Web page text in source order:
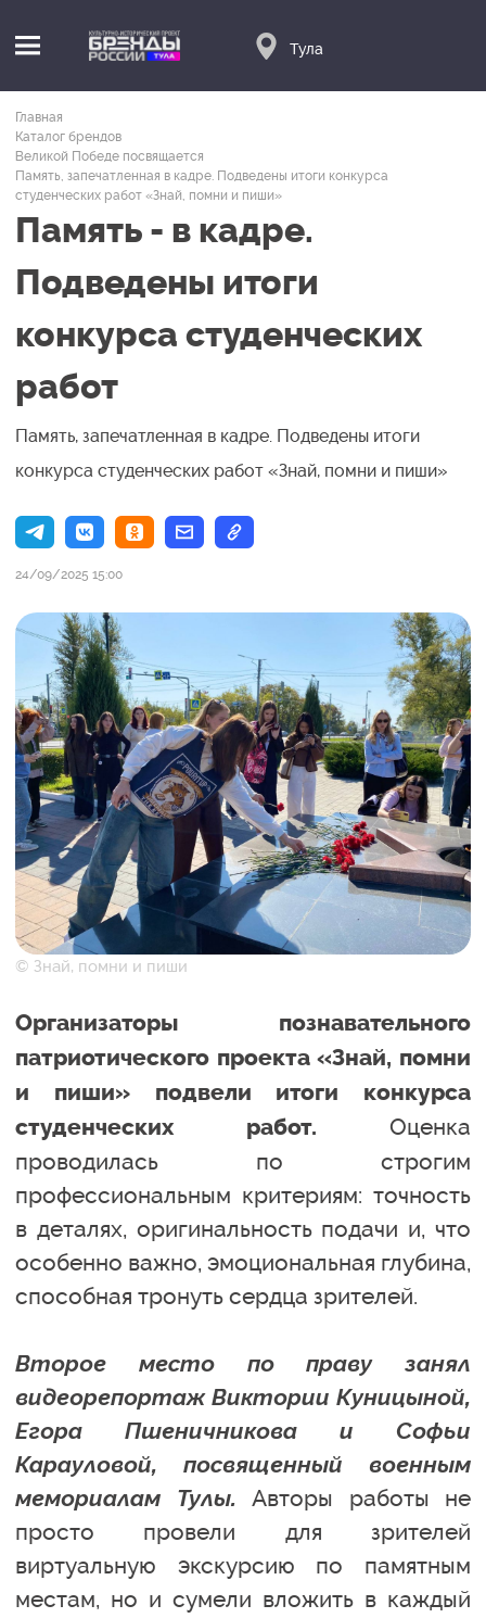
Тула
Главная
Каталог брендов
Великой Победе посвящается
Память, запечатленная в кадре. Подведены итоги конкурса
студенческих работ «Знай, помни и пиши»
Память - в кадре.
Подведены итоги
конкурса студенческих
работ
Память, запечатленная в кадре. Подведены итоги
конкурса студенческих работ «Знай, помни и пиши»
24/09/2025 15:00
© Знай, помни и пиши
Организаторы познавательного
патриотического проекта «Знай, помни
и пиши» подвели итоги конкурса
студенческих работ. Оценка
проводилась по строгим
профессиональным критериям: точность
в деталях, оригинальность подачи и, что
особенно важно, эмоциональная глубина,
способная тронуть сердца зрителей.
Второе место по праву занял
видеорепортаж Виктории Куницыной,
Егора Пшеничникова и Софьи
Карауловой, посвященный военным
мемориалам Тулы. Авторы работы не
просто провели для зрителей
виртуальную экскурсию по памятным
местам, но и сумели вложить в каждый